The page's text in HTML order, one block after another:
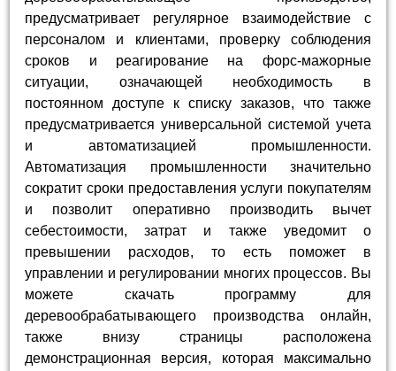
предусматривает регулярное взаимодействие с
персоналом и клиентами, проверку соблюдения
сроков и реагирование на форс-мажорные
ситуации, означающей необходимость в
постоянном доступе к списку заказов, что также
предусматривается универсальной системой учета
и автоматизацией промышленности.
Автоматизация промышленности значительно
сократит сроки предоставления услуги покупателям
и позволит оперативно производить вычет
себестоимости, затрат и также уведомит о
превышении расходов, то есть поможет в
управлении и регулировании многих процессов. Вы
можете скачать программу для
деревообрабатывающего производства онлайн,
также внизу страницы расположена
демонстрационная версия, которая максимально